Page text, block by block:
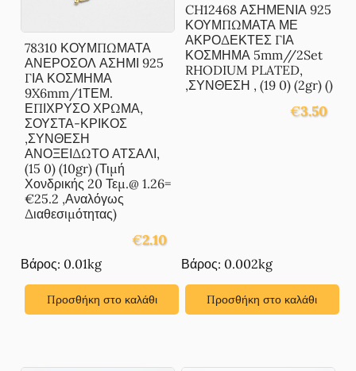
78310 ΚΟΥΜΠΩΜΑΤΑ
ΑΝΕΡΟΣΟΛ ΑΣΗΜΙ 925
ΓΙΑ ΚΟΣΜΗΜΑ
9X6mm/1ΤΕΜ.
ΕΠΙΧΡΥΣΟ ΧΡΩΜΑ,
ΣΟΥΣΤΑ-ΚΡΙΚΟΣ
,ΣΥΝΘΕΣΗ
ΑΝΟΞΕΙΔΩΤΟ ΑΤΣΑΛΙ,
(15 0) (10gr) (Τιμή
Χονδρικής 20 Τεμ.@ 1.26=
€25.2 ,Αναλόγως
Διαθεσιμότητας)
€2.10
Βάρος: 0.01kg
Προσθήκη στο καλάθι
CH12468 ΑΣΗΜΕΝΙΑ 925
ΚΟΥΜΠΩΜΑΤΑ ΜΕ
ΑΚΡΟΔΕΚΤΕΣ ΓΙΑ
ΚΟΣΜΗΜΑ 5mm//2Set
RHODIUM PLATED,
,ΣΥΝΘΕΣΗ , (19 0) (2gr) ()
€3.50
Βάρος: 0.002kg
Προσθήκη στο καλάθι